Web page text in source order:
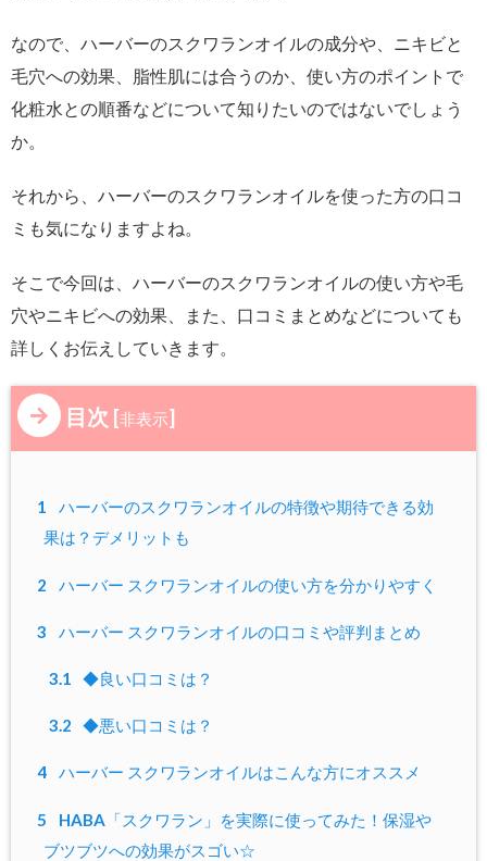
なので、ハーバーのスクワランオイルの成分や、ニキビと
毛穴への効果、脂性肌には合うのか、使い方のポイントで
化粧水との順番などについて知りたいのではないでしょう
か。
それから、ハーバーのスクワランオイルを使った方の口コ
ミも気になりますよね。
そこで今回は、ハーバーのスクワランオイルの使い方や毛
穴やニキビへの効果、また、口コミまとめなどについても
詳しくお伝えしていきます。
目次 [非表示]
1
ハーバーのスクワランオイルの特徴や期待できる効
果は？デメリットも
2 ハーバー スクワランオイルの使い方を分かりやすく
3 ハーバー スクワランオイルの口コミや評判まとめ
3.1 ◆良い口コミは？
3.2 ◆悪い口コミは？
4 ハーバー スクワランオイルはこんな方にオススメ
5
HABA「スクワラン」を実際に使ってみた！保湿や
ブツブツへの効果がスゴい☆